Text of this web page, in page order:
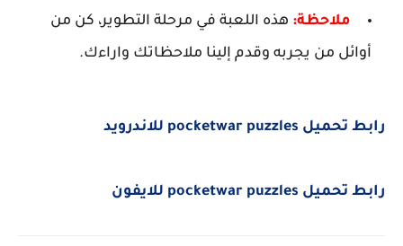
ملاحظة: هذه اللعبة في مرحلة التطوير، كن من
أوائل من يجربه وقدم إلينا ملاحظاتك واراءك.
رابط تحميل pocketwar puzzles للاندرويد
رابط تحميل pocketwar puzzles للايفون